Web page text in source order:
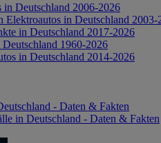
in Deutschland 2006-2026
Elektroautos in Deutschland 2003-
in Deutschland 2017-2026
1960-2026
in Deutschland 2014-2026
- Daten & Fakten
in Deutschland - Daten & Fakten